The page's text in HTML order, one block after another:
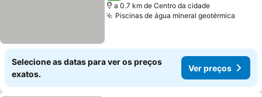
a 0.7 km de Centro da cidade
Piscinas de água mineral geotérmica
Selecione as datas para ver os preços
exatos.
Ver preços